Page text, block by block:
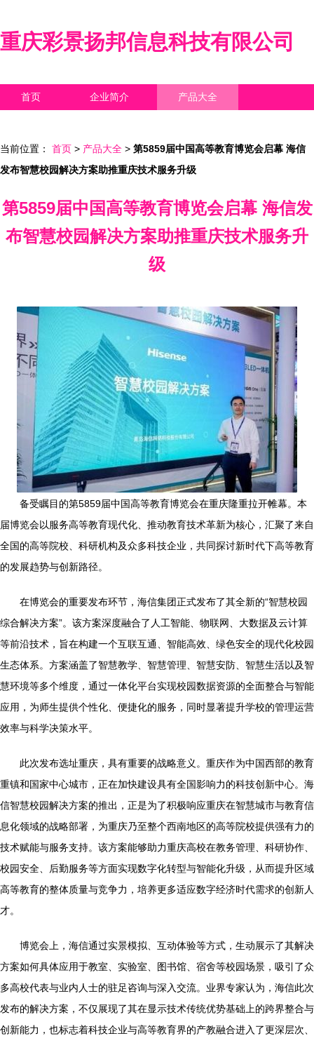
重庆彩景扬邦信息科技有限公司
首页 企业简介 产品大全
当前位置： 首页 > 产品大全 > 第5859届中国高等教育博览会启幕 海信
发布智慧校园解决方案助推重庆技术服务升级
第5859届中国高等教育博览会启幕 海信发
布智慧校园解决方案助推重庆技术服务升
级
备受瞩目的第5859届中国高等教育博览会在重庆隆重拉开帷幕。本
届博览会以服务高等教育现代化、推动教育技术革新为核心，汇聚了来自
全国的高等院校、科研机构及众多科技企业，共同探讨新时代下高等教育
的发展趋势与创新路径。
在博览会的重要发布环节，海信集团正式发布了其全新的“智慧校园
综合解决方案”。该方案深度融合了人工智能、物联网、大数据及云计算
等前沿技术，旨在构建一个互联互通、智能高效、绿色安全的现代化校园
生态体系。方案涵盖了智慧教学、智慧管理、智慧安防、智慧生活以及智
慧环境等多个维度，通过一体化平台实现校园数据资源的全面整合与智能
应用，为师生提供个性化、便捷化的服务，同时显著提升学校的管理运营
效率与科学决策水平。
此次发布选址重庆，具有重要的战略意义。重庆作为中国西部的教育
重镇和国家中心城市，正在加快建设具有全国影响力的科技创新中心。海
信智慧校园解决方案的推出，正是为了积极响应重庆在智慧城市与教育信
息化领域的战略部署，为重庆乃至整个西南地区的高等院校提供强有力的
技术赋能与服务支持。该方案能够助力重庆高校在教务管理、科研协作、
校园安全、后勤服务等方面实现数字化转型与智能化升级，从而提升区域
高等教育的整体质量与竞争力，培养更多适应数字经济时代需求的创新人
才。
博览会上，海信通过实景模拟、互动体验等方式，生动展示了其解决
方案如何具体应用于教室、实验室、图书馆、宿舍等校园场景，吸引了众
多高校代表与业内人士的驻足咨询与深入交流。业界专家认为，海信此次
发布的解决方案，不仅展现了其在显示技术传统优势基础上的跨界整合与
创新能力，也标志着科技企业与高等教育界的产教融合进入了更深层次、